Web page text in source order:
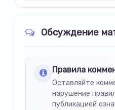
Обсуждение
Правила
Оставляйте
нарушение
публикацией